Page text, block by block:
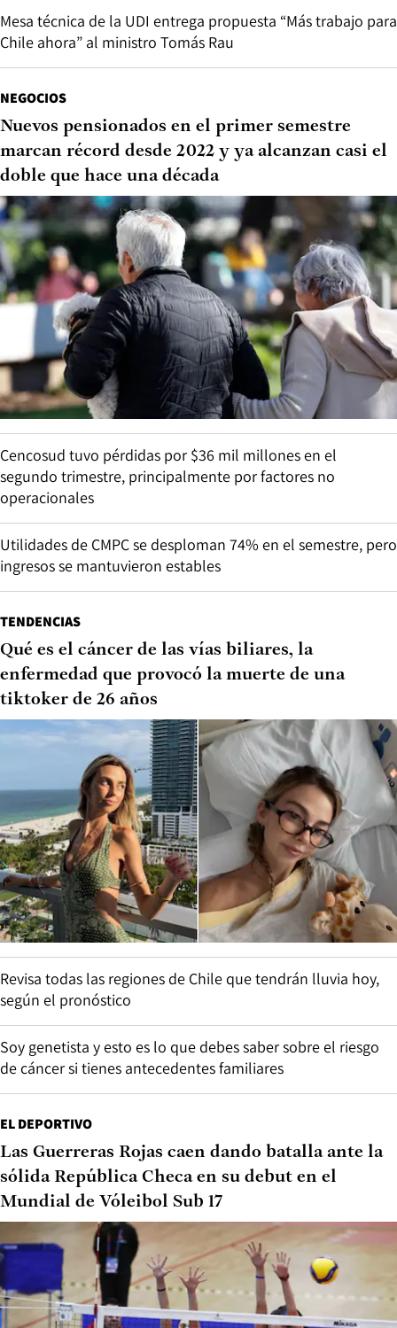
Mesa técnica de la UDI entrega propuesta “Más trabajo para
Chile ahora” al ministro Tomás Rau
NEGOCIOS
Nuevos pensionados en el primer semestre
marcan récord desde 2022 y ya alcanzan casi el
doble que hace una década
Cencosud tuvo pérdidas por $36 mil millones en el
segundo trimestre, principalmente por factores no
operacionales
Utilidades de CMPC se desploman 74% en el semestre, pero
ingresos se mantuvieron estables
TENDENCIAS
Qué es el cáncer de las vías biliares, la
enfermedad que provocó la muerte de una
tiktoker de 26 años
Revisa todas las regiones de Chile que tendrán lluvia hoy,
según el pronóstico
Soy genetista y esto es lo que debes saber sobre el riesgo
de cáncer si tienes antecedentes familiares
EL DEPORTIVO
Las Guerreras Rojas caen dando batalla ante la
sólida República Checa en su debut en el
Mundial de Vóleibol Sub 17